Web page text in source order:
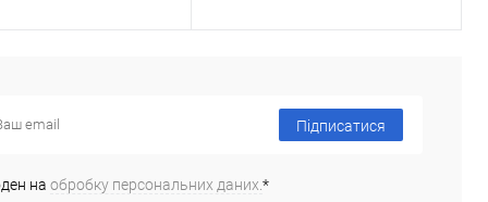
в 1 клік Купити в 1 клік Порівняння
Підписатися
на обробку персональних даних. *